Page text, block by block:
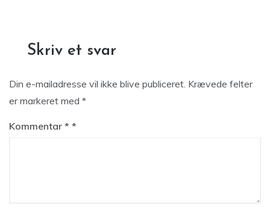
Skriv et svar
Din e-mailadresse vil ikke blive publiceret. Krævede felter
er markeret med *
Kommentar *